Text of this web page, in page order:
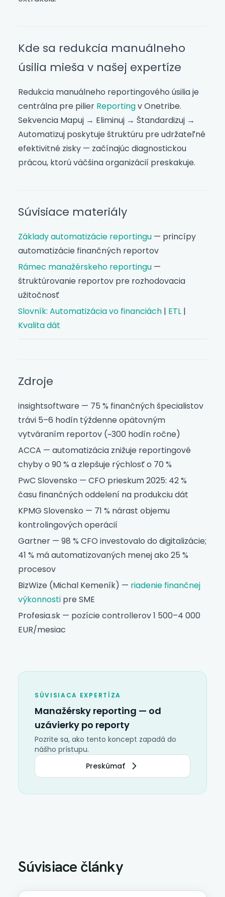
Kde sa redukcia manuálneho
úsilia mieša v našej expertíze
Redukcia manuálneho reportingového úsilia je
centrálna pre pilier Reportingv Onetribe.
Sekvencia Mapuj → Eliminuj → Štandardizuj →
Automatizuj poskytuje štruktúru pre udržateľné
efektivitné zisky — začínajúc diagnostickou
prácou, ktorú väčšina organizácií preskakuje.
Súvisiace materiály
Základy automatizácie reportingu — princípy
automatizácie finančných reportov
Rámec manažérskeho reportingu —
štruktúrovanie reportov pre rozhodovacia
užitočnosť
Slovník: Automatizácia vo financiách | ETL |
Kvalita dát
Zdroje
insightsoftware — 75 % finančných špecialistov
trávi 5–6 hodín týždenne opätovným
vytváraním reportov (~300 hodín ročne)
ACCA — automatizácia znižuje reportingové
chyby o 90 % a zlepšuje rýchlosť o 70 %
PwC Slovensko — CFO prieskum 2025: 42 %
času finančných oddelení na produkciu dát
KPMG Slovensko — 71 % nárast objemu
kontrolingových operácií
Gartner — 98 % CFO investovalo do digitalizácie;
41 % má automatizovaných menej ako 25 %
procesov
BizWize (Michal Kemeník) — riadenie finančnej
výkonnosti pre SME
Profesia.sk — pozície controllerov 1 500–4 000
EUR/mesiac
SÚVISIACA EXPERTÍZA
Manažérsky reporting — od
uzávierky po reporty
Pozrite sa, ako tento koncept zapadá do
nášho prístupu.
Preskúmať
Súvisiace články